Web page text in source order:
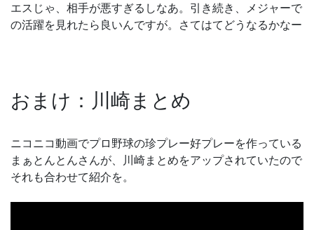
エスじゃ、相手が悪すぎるしなあ。引き続き、メジャーで
の活躍を見れたら良いんですが。さてはてどうなるかなー
おまけ：川崎まとめ
ニコニコ動画でプロ野球の珍プレー好プレーを作っている
まぁとんとんさんが、川崎まとめをアップされていたので
それも合わせて紹介を。